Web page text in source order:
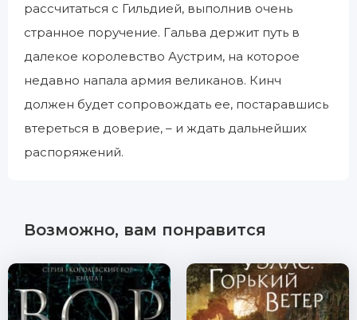
рассчитаться с Гильдией, выполнив очень
странное поручение. Гальва держит путь в
далекое королевство Аустрим, на которое
недавно напала армия великанов. Кинч
должен будет сопровождать ее, постаравшись
втереться в доверие, – и ждать дальнейших
распоряжений.
Возможно, вам понравится